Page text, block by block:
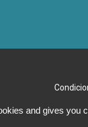
and gives you